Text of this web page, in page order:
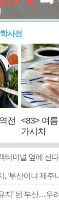
사전
전
<83> 여
가시치
터미널 옆에 선
‘부산이냐 제주
지’ 된 부산…우